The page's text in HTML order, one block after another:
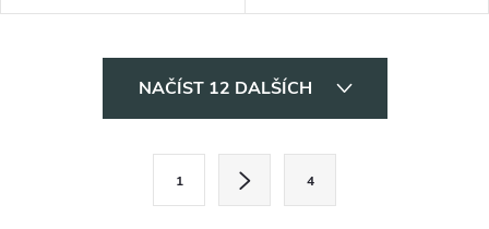
NAČÍST 12 DALŠÍCH
1 4